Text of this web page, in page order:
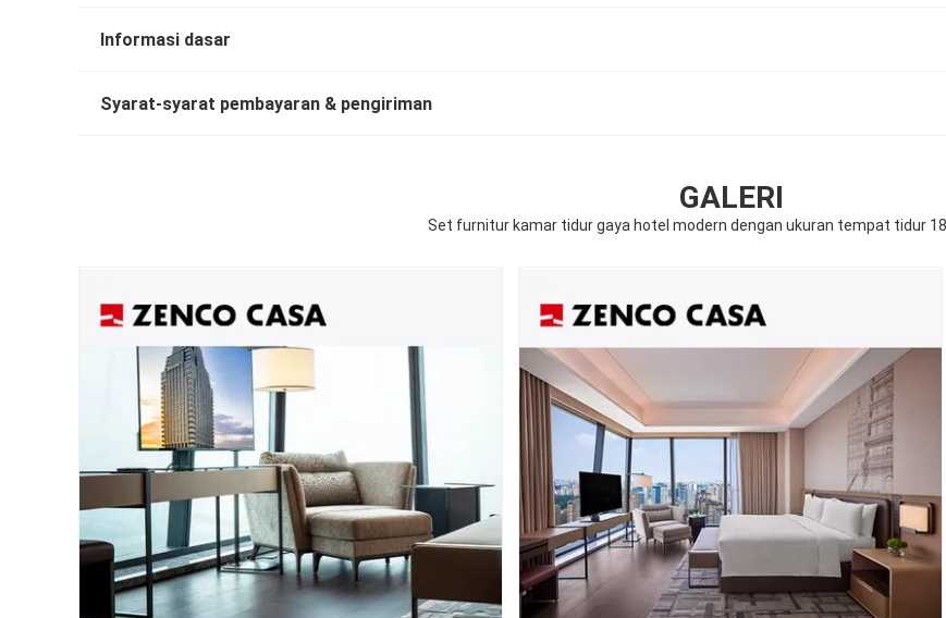
Informasi dasar
Syarat-syarat pembayaran & pengiriman
GALERI
Set furnitur kamar tidur gaya hotel modern dengan ukuran tempat tidur